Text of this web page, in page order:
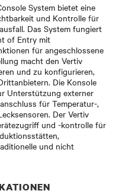
System bietet eine
und Kontrolle für
Das System fungiert
of Entry mit
für angeschlossene
macht den Vertiv
und zu konfigurieren,
Die Konsole
Unterstützung externer
für Temperatur-,
Der Vertiv
und -kontrolle für
und nicht